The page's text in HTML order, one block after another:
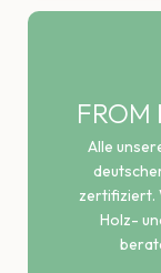
FROM
Alle
zertifiziert.
Holz-